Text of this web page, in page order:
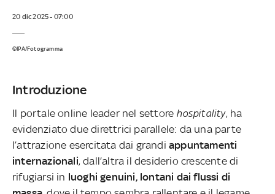
20 dic 2025 - 07:00
©IPA/Fotogramma
Introduzione
Il portale online leader nel settore hospitality, ha
evidenziato due direttrici parallele: da una parte
l’attrazione esercitata dai grandi appuntamenti
internazionali, dall’altra il desiderio crescente di
rifugiarsi in luoghi genuini, lontani dai flussi di